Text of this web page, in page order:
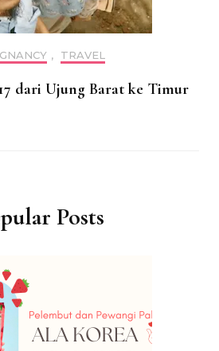
, TRAVEL
dari Ujung Barat ke Timur
Posts